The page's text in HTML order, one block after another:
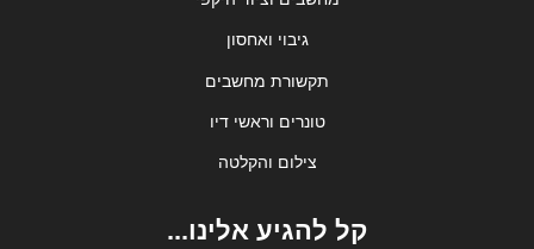
גיבוי ואחסון
תקשורת מחשבים
טונרים וראשי דיו
צילום והקלטה
קל להגיע אלינו...